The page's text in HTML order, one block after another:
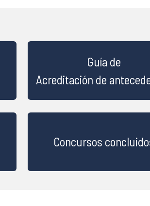
Guía de
Acreditación de
Concursos